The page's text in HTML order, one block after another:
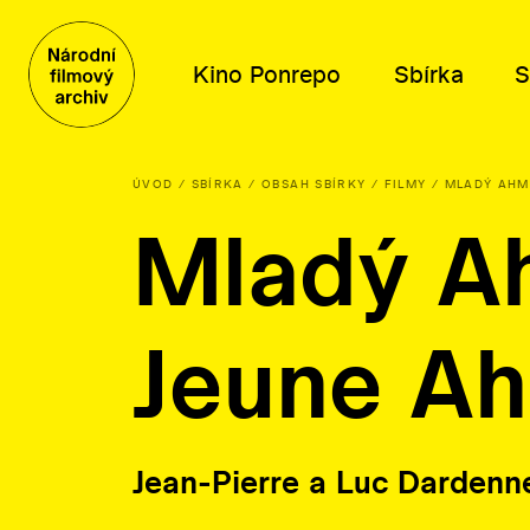
Kino Ponrepo
Program
Dramaturgické cykly
Sbírka
Filmy
Knihovní fond
Písemné archiválie
Orální historie
Tematické výběry
Katalog filmů k projekci
Poslání a historie
Poradní orgány
Lidé
Kontakty
ÚVOD SBÍRKA OBSAH SBÍRKY FILMY MLADÝ
Mladý
Jeune
Jean-Pierre a Luc